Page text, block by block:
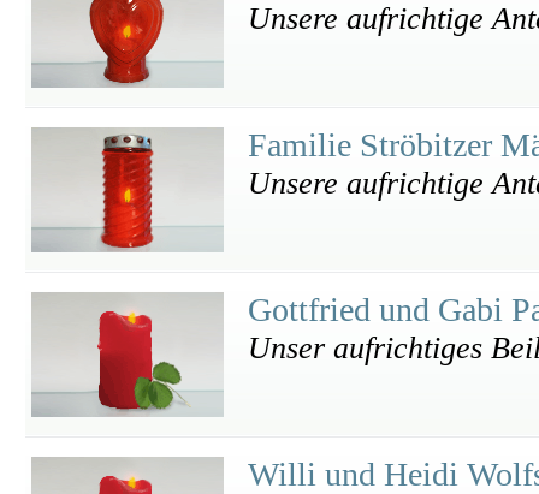
Unsere aufrichtige
Familie Ströbitzer
Unsere aufrichtige
Gottfried und Gabi
Unser aufrichtiges
Willi und Heidi